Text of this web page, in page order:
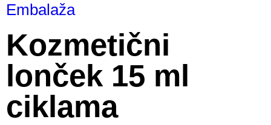
Embalaža
Kozmetični
lonček 15 ml
ciklama